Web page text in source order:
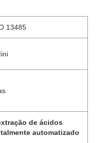
13485
de ácidos
automatizado